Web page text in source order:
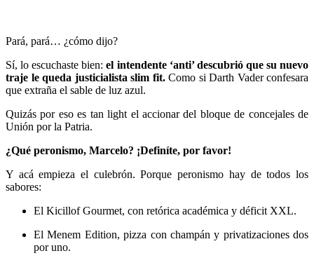
Pará, pará… ¿cómo dijo?
Sí, lo escuchaste bien:el intendente ‘anti’ descubrió que su nuevo
traje le queda justicialista slim fit.Como si Darth Vader confesara
que extraña el sable de luz azul.
Quizás por eso es tan light el accionar del bloque de concejales de
Unión por la Patria.
¿Qué peronismo, Marcelo? ¡Definíte, por favor!
Y acá empieza el culebrón. Porque peronismo hay de todos los
sabores:
El Kicillof Gourmet, con retórica académica y déficit XXL.
El Menem Edition, pizza con champán y privatizaciones dos
por uno.